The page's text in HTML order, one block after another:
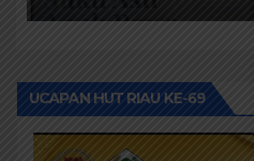
Masyarakat Adat
UCAPAN HUT RIAU KE-69